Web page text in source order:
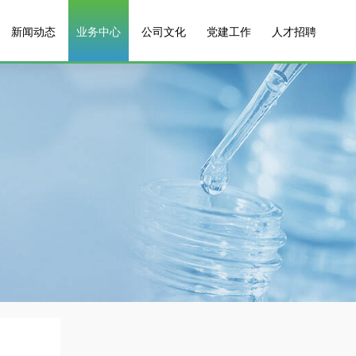
新闻动态 业务中心 公司文化 党建工作 人才招聘